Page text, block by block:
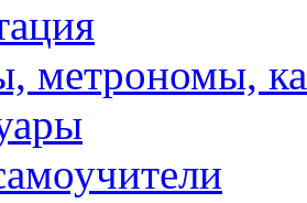
метрономы,